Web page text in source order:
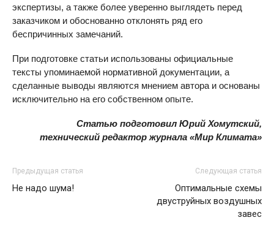
экспертизы, а также более уверенно выглядеть перед
заказчиком и обоснованно отклонять ряд его
беспричинных замечаний.
При подготовке статьи использованы официальные
тексты упоминаемой нормативной документации, а
сделанные выводы являются мнением автора и основаны
исключительно на его собственном опыте.
Статью подготовил Юрий Хомутский,
технический редактор журнала «Мир Климата»
Предыдущая статья
Не надо шума!
Следующая статья
Оптимальные схемы
двуструйных воздушных
завес